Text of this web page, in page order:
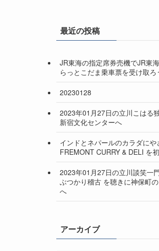
最近の投稿
JR東海の指定席券売機でJR東
らっとこだま乗車票を受け取ろ
20230128
2023年01月27日の立川こはる
新宿文化センターへ
インドとネパールのカラダにや
FREMONT CURRY & DELI を
2023年01月27日の立川談笑一
ぶつかり稽古 を聴きに神保町
へ
アーカイブ